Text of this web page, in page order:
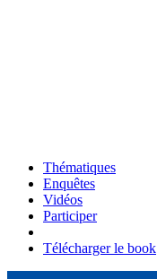
Thématiques
Enquêtes
Vidéos
Participer
Télécharger le book